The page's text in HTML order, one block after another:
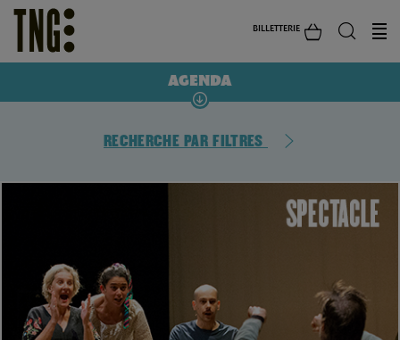
BILLETTERIE
AGENDA
RECHERCHE PAR FILTRES